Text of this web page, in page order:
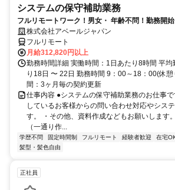
システムの保守補助業務
フルリモートワーク！男女・ 年齢不問！勤務開始
株式会社アベールジャパン
フルリモート
月給312,820円以上
勤務時間詳細 実働時間：1日あたり8時間 平
り18日 〜 22日 勤務時間 9：00～18：00(休
間：3ヶ月毎の契約更新
仕事内容 ●システムの保守補助業務のお仕事
しているお客様からの問い合わせ対応やシス
す。 ・その他、資料作成などもお願いします
（一通り作...
学歴不問 固定時間制 フルリモート 経験者歓迎 在宅
髪型・髪色自由
正社員